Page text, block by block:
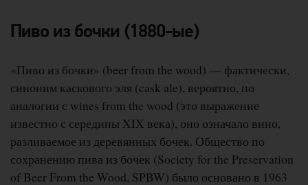
Пиво из бочки (1880-ые)
«Пиво из бочки» (beer from the wood) — фактически,
синоним каскового эля (cask ale), вероятно, по
аналогии с wines from the wood (это выражение
известно с середины XIX века), оно означало вино,
разливаемое из деревянных бочек. Общество по
сохранению пива из бочек (Society for the Preservation
of Beer From the Wood, SPBW) было основано в 1963